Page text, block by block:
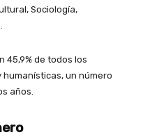
Sociología,
45,9% de todos los
un número
años.